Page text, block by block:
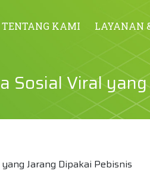
TENTANG KAMI LAYANAN
Sosial Viral
Jarang Dipakai Pebisnis